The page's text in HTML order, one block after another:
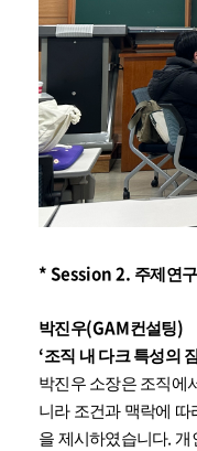
* Session 2. 주제연
박진우(GAM컨설팅)
‘조직 내 다크 특성의
박진우 소장은 조직에
니라 조건과 맥락에
을 제시하였습니다. 개